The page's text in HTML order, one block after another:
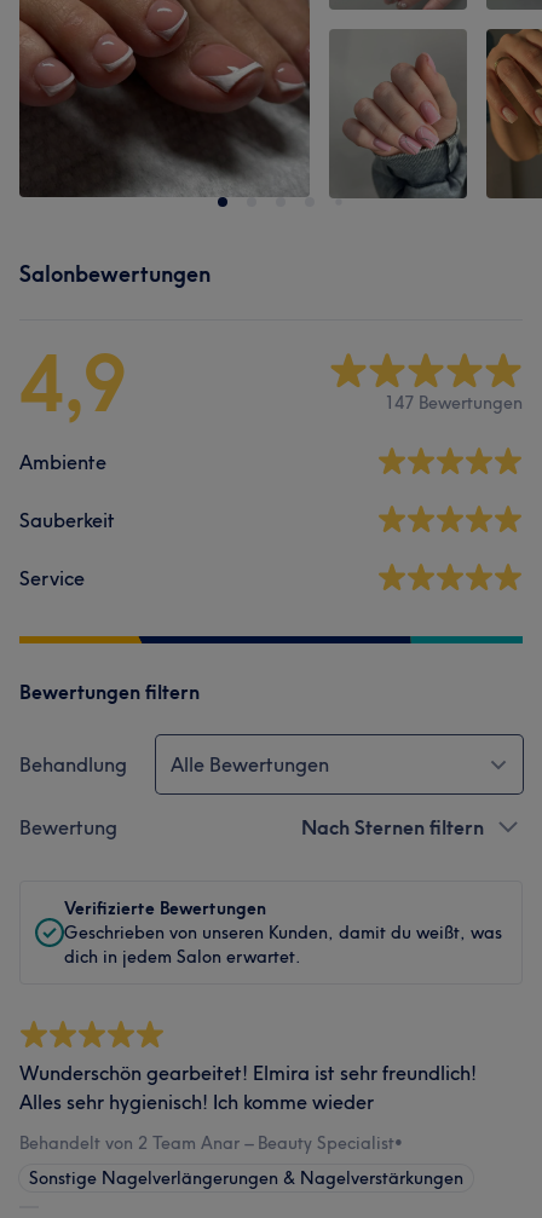
Salonbewertungen
4,9 147 Bewertungen
Ambiente
Sauberkeit
Service
Bewertungen filtern
Behandlung Alle Bewertungen
Bewertung Nach Sternen filtern
Verifizierte Bewertungen
Geschrieben von unseren Kunden, damit du weißt, was
dich in jedem Salon erwartet.
Wunderschön gearbeitet! Elmira ist sehr freundlich!
Alles sehr hygienisch! Ich komme wieder
Behandelt von 2 Team Anar – Beauty Specialist•
Sonstige Nagelverlängerungen & Nagelverstärkungen